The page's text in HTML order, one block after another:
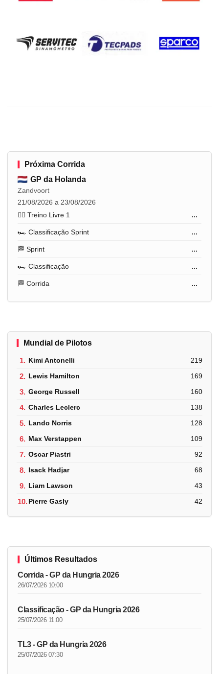
Próxima Corrida
GP da Holanda
Zandvoort
21/08/2026 a 23/08/2026
🏋️‍♂️ Treino Livre 1
...
🏎️ Classificação Sprint ...
🏁 Sprint ...
🏎️ Classificação ...
🏁 Corrida ...
Mundial de Pilotos
1. Kimi Antonelli 219
2. Lewis Hamilton 169
3. George Russell 160
4. Charles Leclerc 138
5. Lando Norris 128
6. Max Verstappen 109
7. Oscar Piastri 92
8. Isack Hadjar 68
9. Liam Lawson 43
10.Pierre Gasly 42
Últimos Resultados
Corrida - GP da Hungria 2026
26/07/2026 10:00
Classificação - GP da Hungria 2026
25/07/2026 11:00
TL3 - GP da Hungria 2026
25/07/2026 07:30